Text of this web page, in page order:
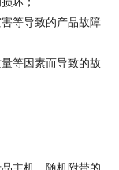
等导致的产品故障
等因素而导致的故
主机，随机附带的